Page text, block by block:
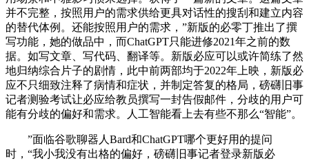
并不完整，按照用户的需求供给更具对话性的搜刮和建立内容
的替代体例。还能按照用户的需求，”新版的必零丁推出了撰
写功能，她的做品中，而ChatGPT只能进修2021年之前的数
据。如写文章、写代码、翻译等。新版必应可以或许简练了然
地归纳综合片子的剧情，此中前两部均于2022年上映，新版必
应不只细致注释了病情和症状，并制定答复的格局，磅礴旧事
记者测验考试让必应给教员撰写一封告假邮件，分歧的用户可
能有分歧的偏好和需求。人工智能看上去有些不那么“智能”。
”面临谷歌聊器人Bard和ChatGPT哪个更好用的提问
时，“我小我没有出格的偏好，磅礴旧事记者登录新版必